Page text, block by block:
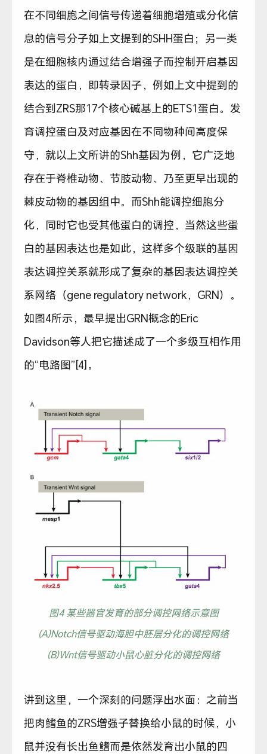
在不同细胞之间信号传递着细胞增殖或分化信
息的信号分子如上文提到的SHH蛋白；另一类
是在细胞核内通过结合增强子而控制开启基因
表达的蛋白，即转录因子，例如上文中提到的
结合到ZRS那17个核心碱基上的ETS1蛋白。发
育调控蛋白及对应基因在不同物种间高度保
守，就以上文所讲的Shh基因为例，它广泛地
存在于脊椎动物、节肢动物、乃至更早出现的
棘皮动物的基因组中。而Shh能调控细胞分
化，同时它也受其他蛋白的调控，当然这些蛋
白的基因表达也是如此，这样多个级联的基因
表达调控关系就形成了复杂的基因表达调控关
系网络（gene regulatory network，GRN）。
如图4所示，最早提出GRN概念的Eric
Davidson等人把它描述成了一个多级互相作用
的“电路图”[4]。
图4 某些器官发育的部分调控网络示意图
(A)Notch信号驱动海胆中胚层分化的调控网络
(B)Wnt信号驱动小鼠心脏分化的调控网络
讲到这里，一个深刻的问题浮出水面：之前当
把肉鳍鱼的ZRS增强子替换给小鼠的时候，小
鼠并没有长出鱼鳍而是依然发育出小鼠的四